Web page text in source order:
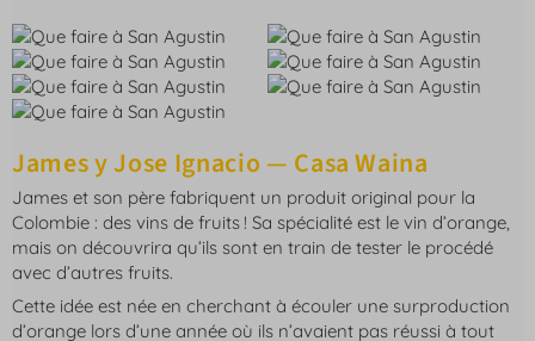
James y Jose Ignacio — Casa Waina
James et son père fabriquent un produit original pour la
Colombie : des vins de fruits ! Sa spécialité est le vin d’orange,
mais on découvrira qu’ils sont en train de tester le procédé
avec d’autres fruits.
Cette idée est née en cherchant à écouler une surproduction
d’orange lors d’une année où ils n’avaient pas réussi à tout